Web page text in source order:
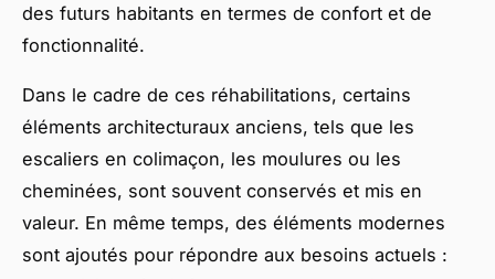
des futurs habitants en termes de confort et de
fonctionnalité.
Dans le cadre de ces réhabilitations, certains
éléments architecturaux anciens, tels que les
escaliers en colimaçon, les moulures ou les
cheminées, sont souvent conservés et mis en
valeur. En même temps, des éléments modernes
sont ajoutés pour répondre aux besoins actuels :